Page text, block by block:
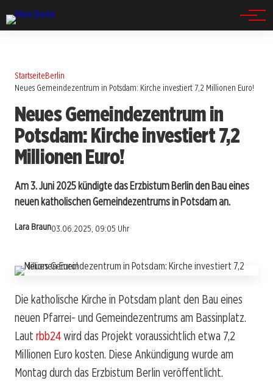
StartseiteBerlin
Neues Gemeindezentrum in Potsdam: Kirche investiert 7,2 Millionen Euro!
Neues Gemeindezentrum in
Potsdam: Kirche investiert 7,2
Millionen Euro!
Am 3. Juni 2025 kündigte das Erzbistum Berlin den Bau eines
neuen katholischen Gemeindezentrums in Potsdam an.
Lara Braun03.06.2025, 09:05 Uhr
Die katholische Kirche in Potsdam plant den Bau eines
neuen Pfarrei- und Gemeindezentrums am Bassinplatz.
Laut rbb24wird das Projekt voraussichtlich etwa 7,2
Millionen Euro kosten. Diese Ankündigung wurde am
Montag durch das Erzbistum Berlin veröffentlicht.